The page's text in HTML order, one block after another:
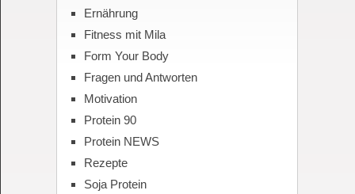
Ernährung
Fitness mit Mila
Form Your Body
Fragen und Antworten
Motivation
Protein 90
Protein NEWS
Rezepte
Soja Protein